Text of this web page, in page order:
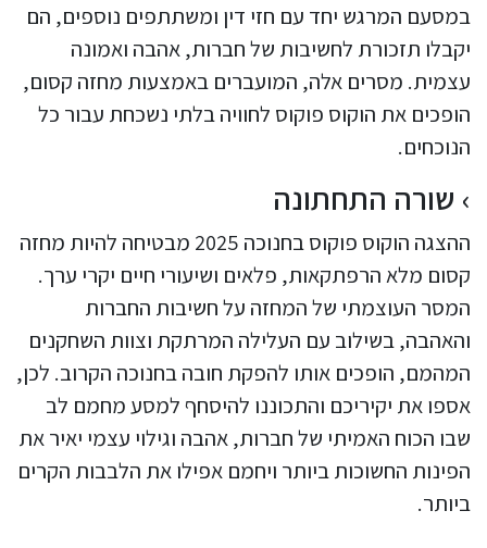
במסעם המרגש יחד עם חזי דין ומשתתפים נוספים, הם
יקבלו תזכורת לחשיבות של חברות, אהבה ואמונה
עצמית. מסרים אלה, המועברים באמצעות מחזה קסום,
הופכים את הוקוס פוקוס לחוויה בלתי נשכחת עבור כל
הנוכחים.
שורה התחתונה
ההצגה הוקוס פוקוס בחנוכה 2025 מבטיחה להיות מחזה
קסום מלא הרפתקאות, פלאים ושיעורי חיים יקרי ערך.
המסר העוצמתי של המחזה על חשיבות החברות
והאהבה, בשילוב עם העלילה המרתקת וצוות השחקנים
המהמם, הופכים אותו להפקת חובה בחנוכה הקרוב. לכן,
אספו את יקיריכם והתכוננו להיסחף למסע מחמם לב
שבו הכוח האמיתי של חברות, אהבה וגילוי עצמי יאיר את
הפינות החשוכות ביותר ויחמם אפילו את הלבבות הקרים
ביותר.